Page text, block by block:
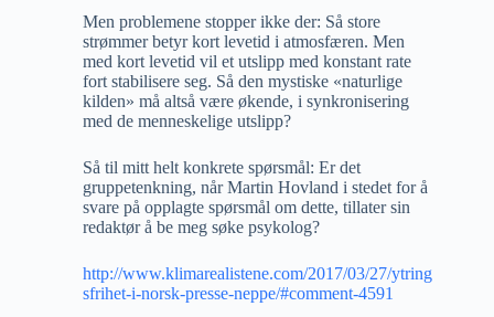
Men problemene stopper ikke der: Så store
strømmer betyr kort levetid i atmosfæren. Men
med kort levetid vil et utslipp med konstant rate
fort stabilisere seg. Så den mystiske «naturlige
kilden» må altså være økende, i synkronisering
med de menneskelige utslipp?
Så til mitt helt konkrete spørsmål: Er det
gruppetenkning, når Martin Hovland i stedet for å
svare på opplagte spørsmål om dette, tillater sin
redaktør å be meg søke psykolog?
http://www.klimarealistene.com/2017/03/27/ytring
sfrihet-i-norsk-presse-neppe/#comment-4591